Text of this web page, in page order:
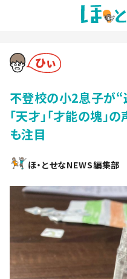
不登校の小2息子が“
「天才」「才能の塊
も注目
ほ・とせなNEWS編集部